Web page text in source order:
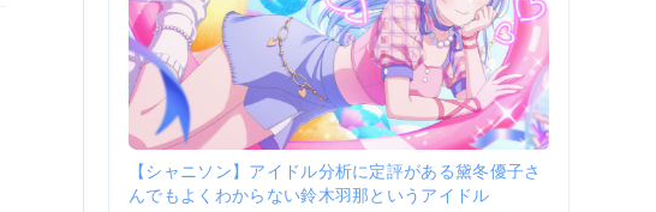
【シャニソン】アイドル分析に定評がある黛冬優子さ
んでもよくわからない鈴木羽那というアイドル